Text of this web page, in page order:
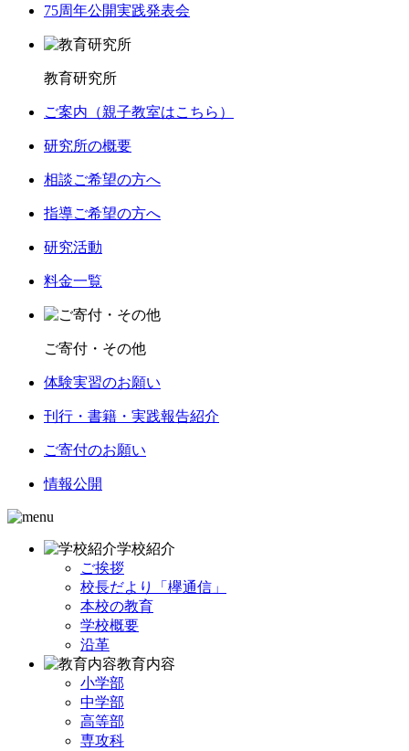
75周年公開実践発表会
教育研究所
ご案内（親子教室はこちら）
研究所の概要
相談ご希望の方へ
指導ご希望の方へ
研究活動
料金一覧
ご寄付・その他
体験実習のお願い
刊行・書籍・実践報告紹介
ご寄付のお願い
情報公開
学校紹介
ご挨拶
校長だより「欅通信」
本校の教育
学校概要
沿革
教育内容
小学部
中学部
高等部
専攻科